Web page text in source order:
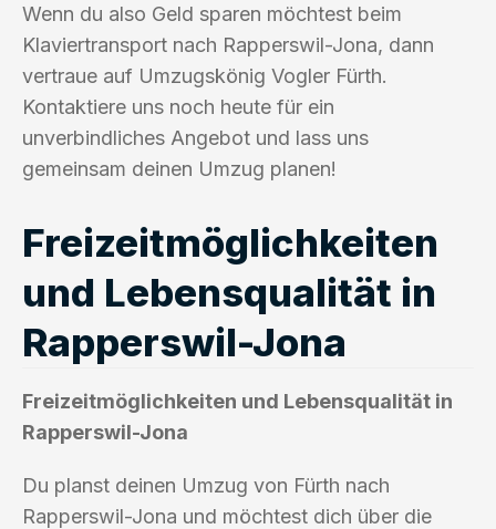
Wenn du also Geld sparen möchtest beim
Klaviertransport nach Rapperswil-Jona, dann
vertraue auf Umzugskönig Vogler Fürth.
Kontaktiere uns noch heute für ein
unverbindliches Angebot und lass uns
gemeinsam deinen Umzug planen!
Freizeitmöglichkeiten
und Lebensqualität in
Rapperswil-Jona
Freizeitmöglichkeiten und Lebensqualität in
Rapperswil-Jona
Du planst deinen Umzug von Fürth nach
Rapperswil-Jona und möchtest dich über die